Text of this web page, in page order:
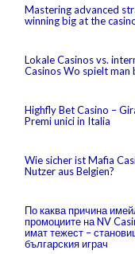
Mastering advanced
winning big at the
Lokale Casinos vs.
Casinos Wo spielt man
Highfly Bet Casino –
Premi unici in Italia
Wie sicher ist Mafia
Nutzer aus Belgien?
По каква причина
промоциите на NV
имат тежест –
българския играч